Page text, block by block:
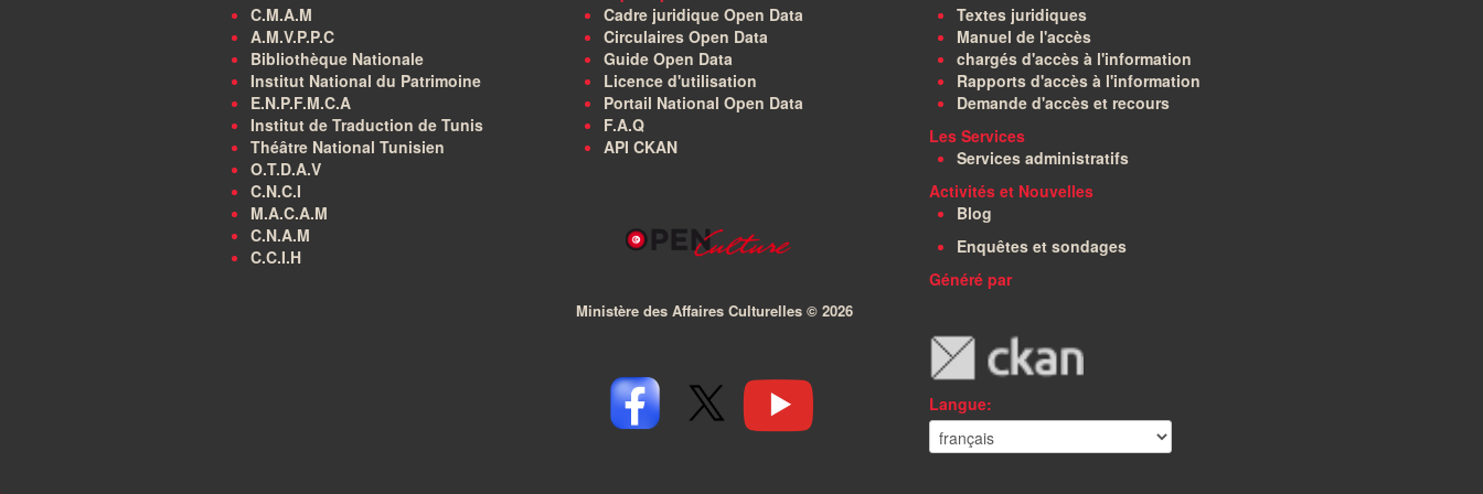
C.M.A.M
A.M.V.P.P.C
Bibliothèque Nationale
Institut National du Patrimoine
E.N.P.F.M.C.A
Institut de Traduction de Tunis
Théâtre National Tunisien
O.T.D.A.V
C.N.C.I
M.A.C.A.M
C.N.A.M
C.C.I.H
Cadre juridique Open Data
Circulaires Open Data
Guide Open Data
Licence d'utilisation
Portail National Open Data
F.A.Q
API CKAN
Ministère des Affaires Culturelles © 2026
Textes juridiques
Manuel de l'accès
chargés d'accès à l'information
Rapports d'accès à l'information
Demande d'accès et recours
Les Services
Services administratifs
Activités et Nouvelles
Blog
Enquêtes et sondages
Généré par
Langue